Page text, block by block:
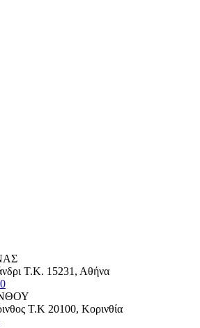
Τ.Κ. 15231, Αθήνα
Τ.Κ 20100, Κορινθία